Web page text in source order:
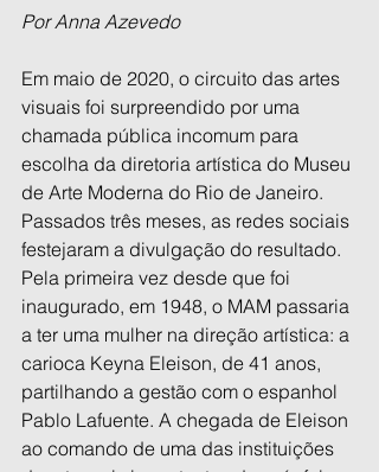
Por Anna Azevedo
Em maio de 2020, o circuito das artes
visuais foi surpreendido por uma
chamada pública incomum para
escolha da diretoria artística do Museu
de Arte Moderna do Rio de Janeiro.
Passados três meses, as redes sociais
festejaram a divulgação do resultado.
Pela primeira vez desde que foi
inaugurado, em 1948, o MAM passaria
a ter uma mulher na direção artística: a
carioca Keyna Eleison, de 41 anos,
partilhando a gestão com o espanhol
Pablo Lafuente. A chegada de Eleison
ao comando de uma das instituições